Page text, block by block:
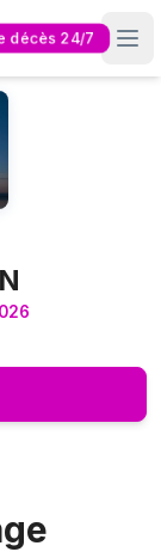
décès 24/7